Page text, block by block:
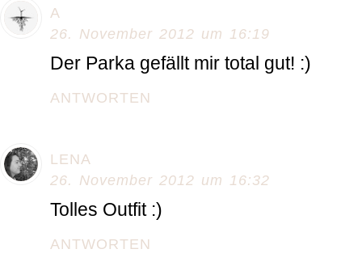
A
26. November 2012 um 16:19
Der Parka gefällt mir total gut! :)
ANTWORTEN
LENA
26. November 2012 um 16:32
Tolles Outfit :)
ANTWORTEN